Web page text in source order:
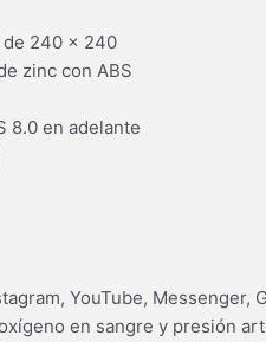
de 240 x 240
zinc con ABS
8.0 en adelante
YouTube, Messenger,
en sangre y presión